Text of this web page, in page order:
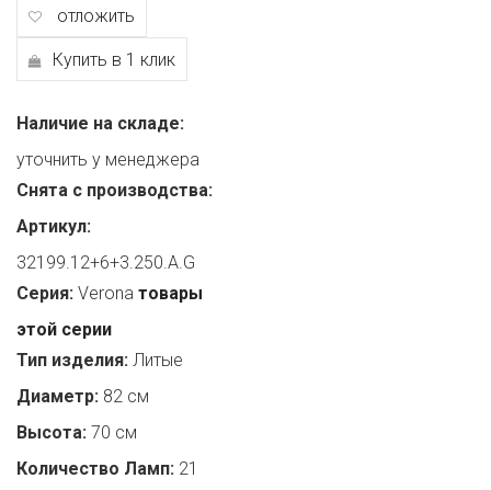
отложить
Купить в 1 клик
Наличие на складе:
уточнить у менеджера
Снята с производства:
Артикул:
32199.12+6+3.250.A.G
Серия: Verona товары
этой серии
Тип изделия: Литые
Диаметр: 82 см
Высота: 70 см
Количество Ламп: 21